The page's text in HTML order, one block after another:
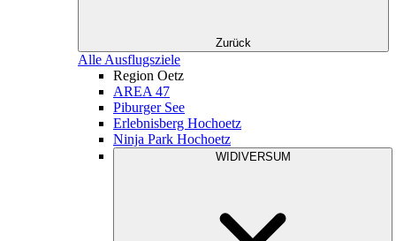
Zurück
Alle Ausflugsziele
Region Oetz
AREA 47
Piburger See
Erlebnisberg Hochoetz
Ninja Park Hochoetz
WIDIVERSUM